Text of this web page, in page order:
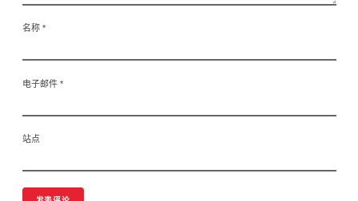
名称*
电子邮件*
站点